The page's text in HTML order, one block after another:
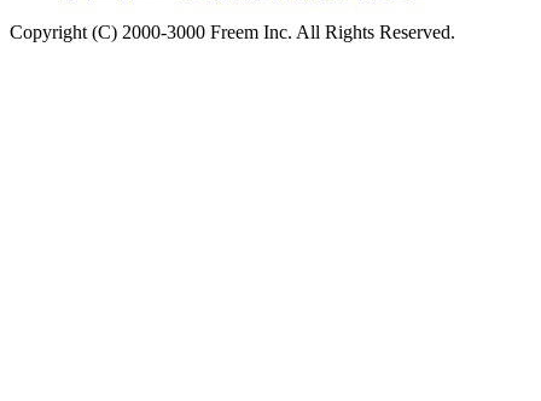
Copyright (C) 2000-3000 Freem Inc. All Rights Reserved.